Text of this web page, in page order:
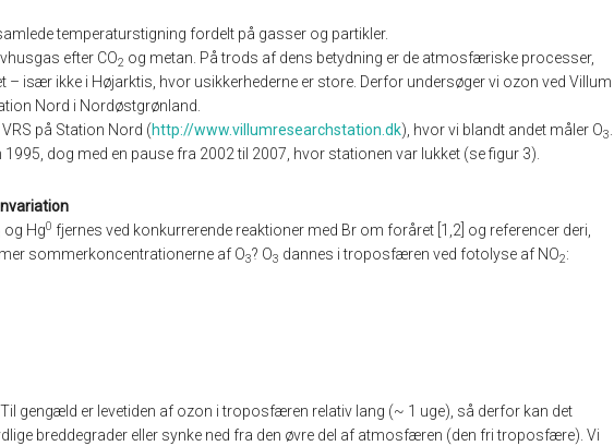
temperaturstigning fordelt på gasser og partikler.
efter CO2 og metan. På trods af dens betydning er de atmosfæriske processer,
– især ikke i Højarktis, hvor usikkerhederne er store. Derfor undersøger vi ozon ved Villum
Nord i Nordøstgrønland.
på Station Nord (http://www.villumresearchstation.dk), hvor vi blandt andet måler O3
dog med en pause fra 2002 til 2007, hvor stationen var lukket (se figur 3).
og Hg0 fjernes ved konkurrerende reaktioner med Br om foråret [1,2] og referencer deri,
sommerkoncentrationerne af O3? O3 dannes i troposfæren ved fotolyse af NO2:
gengæld er levetiden af ozon i troposfæren relativ lang (~ 1 uge), så derfor kan det
breddegrader eller synke ned fra den øvre del af atmosfæren (den fri troposfære). Vi